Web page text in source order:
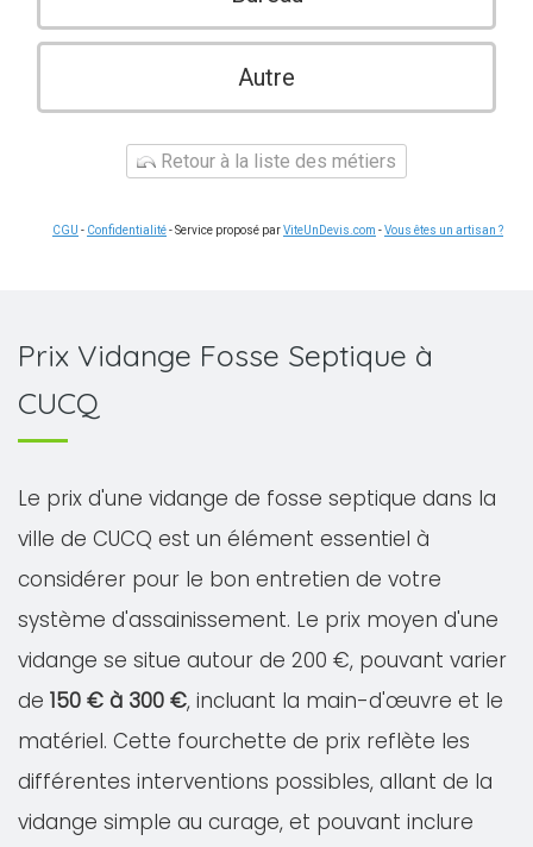
Autre
Retour à la liste des métiers
CGU - Confidentialité- Service proposé parViteUnDevis.com -Vous êtes un artisan ?
Prix Vidange Fosse Septique à
CUCQ
Le prix d'une vidange de fosse septique dans la
ville de CUCQ est un élément essentiel à
considérer pour le bon entretien de votre
système d'assainissement. Le prix moyen d'une
vidange se situe autour de 200 €, pouvant varier
de 150 € à 300 €, incluant la main-d'œuvre et le
matériel. Cette fourchette de prix reflète les
différentes interventions possibles, allant de la
vidange simple au curage, et pouvant inclure